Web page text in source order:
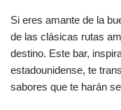
Si eres amante de la
de las clásicas rutas
destino. Este bar,
estadounidense, te
sabores que te harán